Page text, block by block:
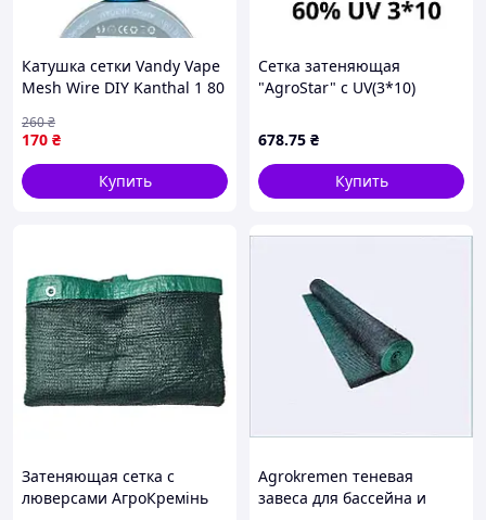
Катушка сетки Vandy Vape
Mesh Wire DIY Kanthal 1 80
170 ₴
260₴
Купить
Сетка затеняющая
"AgroStar" с UV(3*10)
678.75 ₴
Купить
Затеняющая сетка с
люверсами АгроКремінь
Agrokremen теневая
завеса для бассейна и